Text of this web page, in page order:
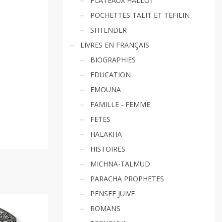
POCHETTES TALIT ET TEFILIN
SHTENDER
LIVRES EN FRANÇAIS
BIOGRAPHIES
EDUCATION
EMOUNA
FAMILLE - FEMME
FETES
HALAKHA
HISTOIRES
MICHNA-TALMUD
PARACHA PROPHETES
PENSEE JUIVE
ROMANS